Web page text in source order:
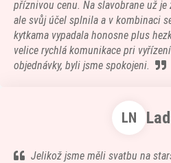
příznivou cenu. Na slavobrane už je
ale svůj účel splnila a v kombinaci
kytkama vypadala honosne plus
velice rychlá komunikace pri
objednávky, byli jsme spokojeni.
LN
Jelikož jsme měli svatbu na